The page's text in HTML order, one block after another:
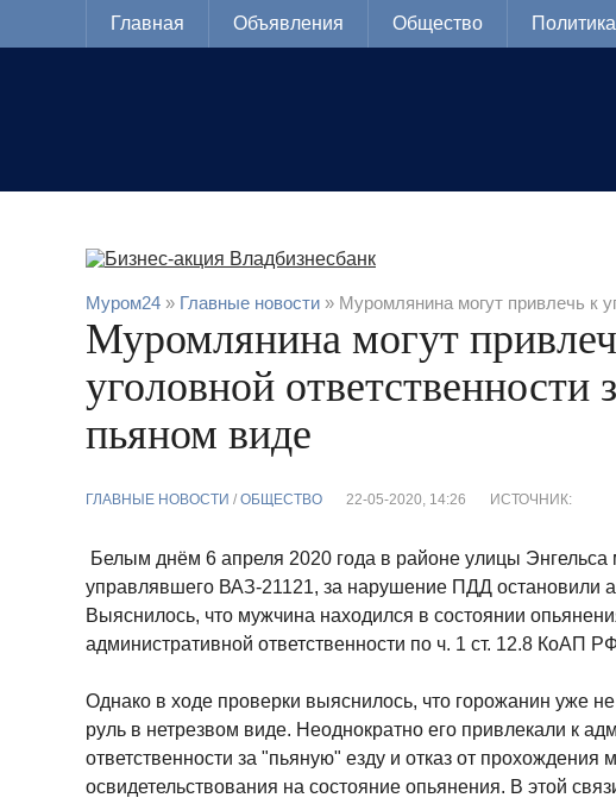
Главная Объявления Общество Политика
Муром24 » Главные новости » Муромлянина могут привлечь к
Муромлянина могут
уголовной ответственности
пьяном виде
ГЛАВНЫЕ НОВОСТИ / ОБЩЕСТВО 22-05-2020, 14:26 ИСТОЧНИК:
Белым днём 6 апреля 2020 года в районе улицы Энгельса
управлявшего ВАЗ-21121, за нарушение ПДД остановили
Выяснилось, что мужчина находился в состоянии
административной ответственности по ч. 1 ст. 12.8 КоАП
Однако в ходе проверки выяснилось, что горожанин уже
руль в нетрезвом виде. Неоднократно его привлекали к
ответственности за "пьяную" езду и отказ от прохождения
освидетельствования на состояние опьянения. В этой